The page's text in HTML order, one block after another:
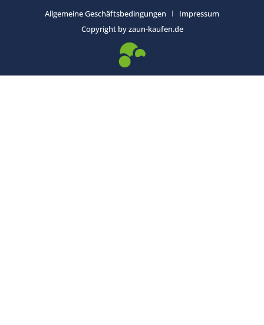
Allgemeine Geschäftsbedingungen
Impressum
Copyright by zaun-kaufen.de